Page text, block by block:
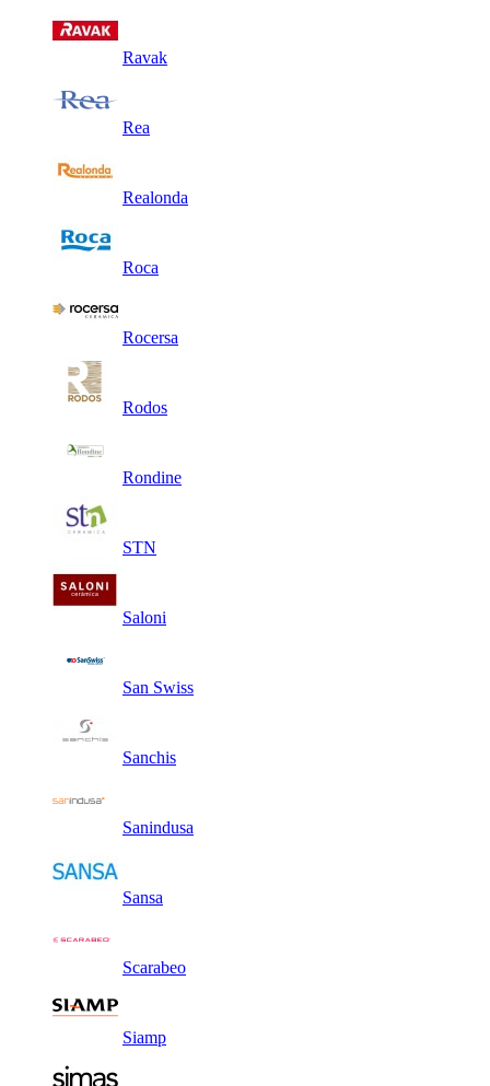
Ravak
Rea
Realonda
Roca
Rocersa
Rodos
Rondine
STN
Saloni
San Swiss
Sanchis
Sanindusa
Sansa
Scarabeo
Siamp